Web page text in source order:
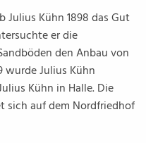
Kühn 1898 das Gut
er die
den Anbau von
wurde Julius Kühn
Kühn in Halle. Die
sich auf dem Nordfriedhof